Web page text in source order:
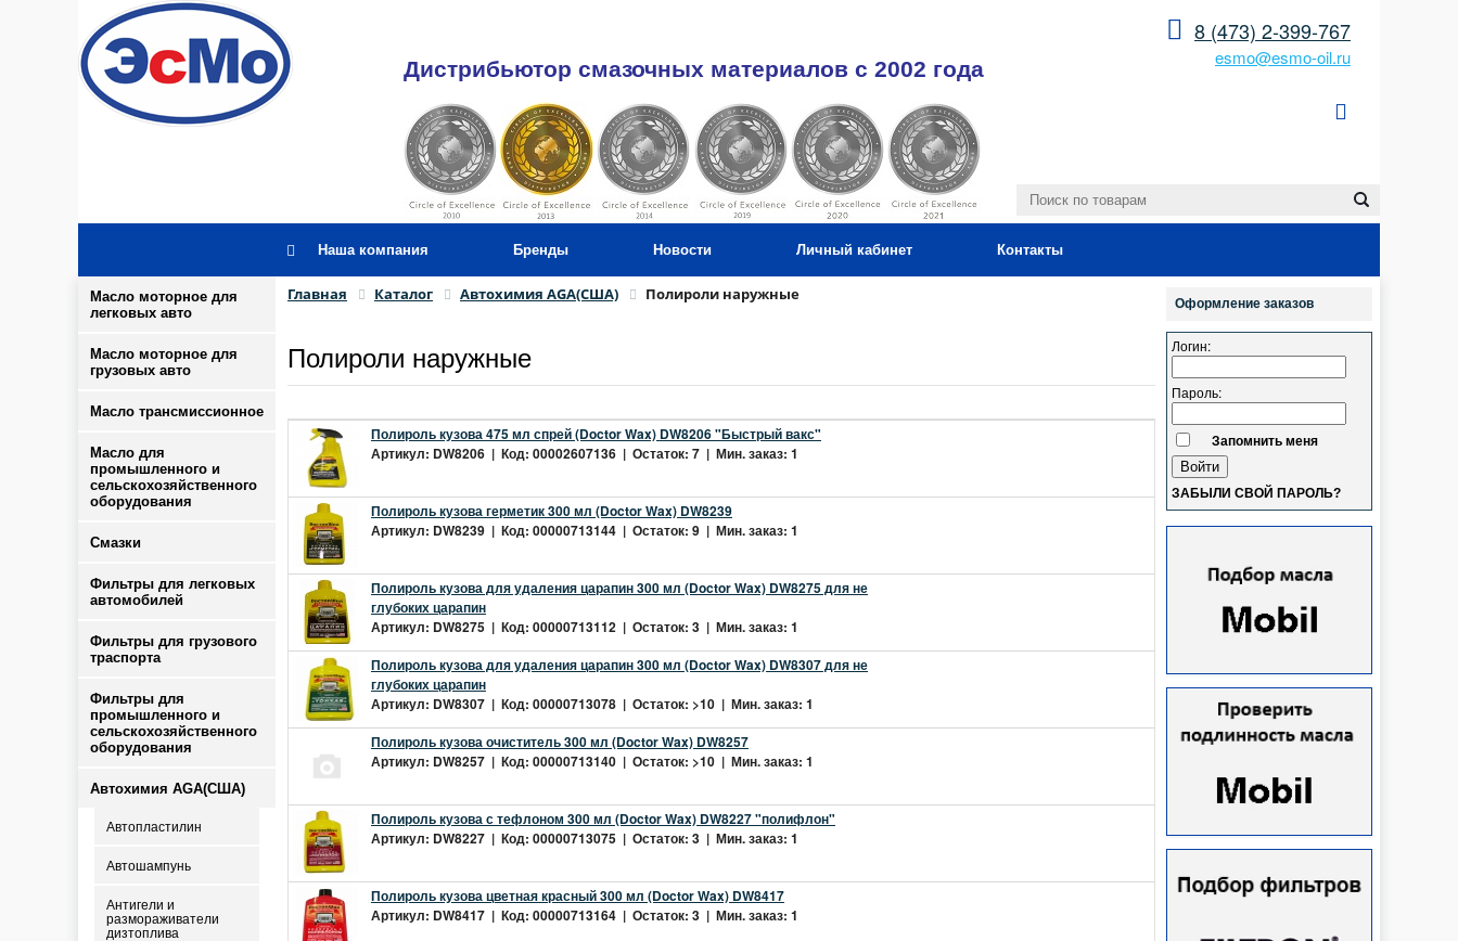
8 (473) 2-399-767
esmo@esmo-oil.ru
Дистрибьютор смазочных материалов c 2002 года
Наша компания Бренды Новости Личный кабинет Контакты
Масло моторное для
легковых авто
Масло моторное для
грузовых авто
Масло трансмиссионное
Масло для
промышленного и
сельскохозяйственного
оборудования
Смазки
Фильтры для легковых
автомобилей
Фильтры для грузового
траспорта
Фильтры для
промышленного и
сельскохозяйственного
оборудования
Автохимия AGA(США)
Автопластилин
Автошампунь
Антигели и
размораживатели
дизтоплива
Главная Каталог Автохимия AGA(США) Полироли наружные
Полироли наружные
Полироль кузова 475 мл спрей (Doctor Wax) DW8206 "Быстрый вакс"
Артикул: DW8206 | Код: 00002607136 | Остаток: 7 | Мин. заказ: 1
Полироль кузова герметик 300 мл (Doctor Wax) DW8239
Артикул: DW8239 | Код: 00000713144 | Остаток: 9 | Мин. заказ: 1
Полироль кузова для удаления царапин 300 мл (Doctor Wax) DW8275 для не
глубоких царапин
Артикул: DW8275 | Код: 00000713112 | Остаток: 3 | Мин. заказ: 1
Полироль кузова для удаления царапин 300 мл (Doctor Wax) DW8307 для не
глубоких царапин
Артикул: DW8307 | Код: 00000713078 | Остаток: >10 | Мин. заказ: 1
Полироль кузова очиститель 300 мл (Doctor Wax) DW8257
Артикул: DW8257 | Код: 00000713140 | Остаток: >10 | Мин. заказ: 1
Полироль кузова с тефлоном 300 мл (Doctor Wax) DW8227 "полифлон"
Артикул: DW8227 | Код: 00000713075 | Остаток: 3 | Мин. заказ: 1
Полироль кузова цветная красный 300 мл (Doctor Wax) DW8417
Артикул: DW8417 | Код: 00000713164 | Остаток: 3 | Мин. заказ: 1
Оформление заказов
Логин:
Пароль:
Запомнить меня
ЗАБЫЛИ СВОЙ ПАРОЛЬ?